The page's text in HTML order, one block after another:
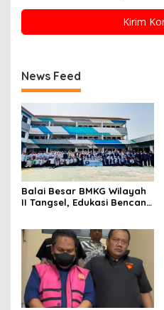
News Feed
Balai Besar BMKG Wilayah
II Tangsel, Edukasi Bencana
23